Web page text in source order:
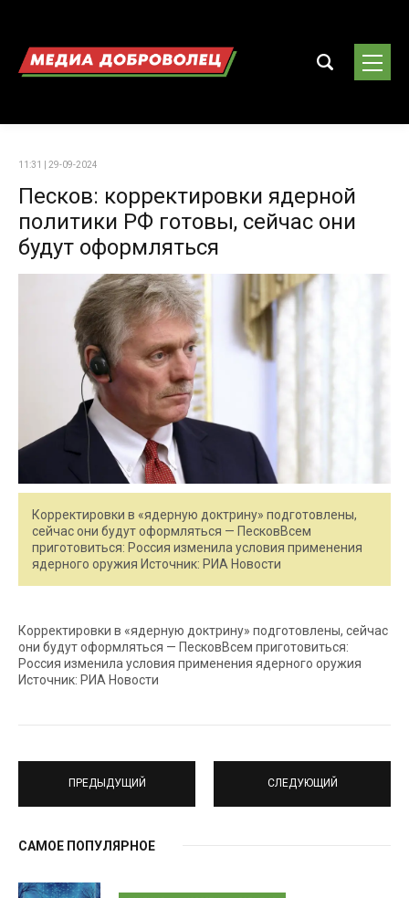
11:31 | 29-09-2024
Песков: корректировки ядерной
политики РФ готовы, сейчас они
будут оформляться
Корректировки в «ядерную доктрину» подготовлены,
сейчас они будут оформляться — ПесковВсем
приготовиться: Россия изменила условия применения
ядерного оружия Источник: РИА Новости
Корректировки в «ядерную доктрину» подготовлены, сейчас
они будут оформляться — ПесковВсем приготовиться:
Россия изменила условия применения ядерного оружия
Источник: РИА Новости
ПРЕДЫДУЩИЙ СЛЕДУЮЩИЙ
САМОЕ ПОПУЛЯРНОЕ